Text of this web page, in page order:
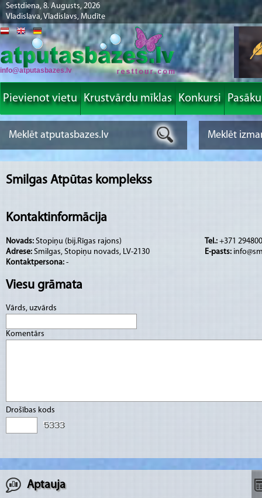
Sestdiena, 8. Augusts, 2026
Vladislava, Vladislavs, Mudīte
info@atputasbazes.lv
Pievienot vietu Krustvārdu mīklas Konkursi
Smilgas Atpūtas komplekss
Kontaktinformācija
Novads: Stopiņu (bij.Rīgas rajons)
Adrese: Smilgas, Stopiņu novads, LV-2130
Kontaktpersona: -
Tel.: +371
E-pasts:
Viesu grāmata
Vārds, uzvārds
Komentārs
Drošības kods
Aptauja